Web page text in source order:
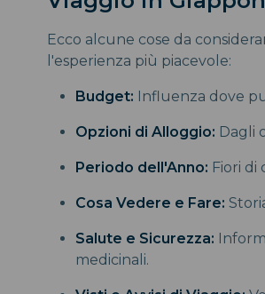
Ecco alcune cose da
l'esperienza più piacevole:
Budget: Influenza dove
Opzioni di Alloggio: Dagli
Periodo dell'Anno: Fiori di
Cosa Vedere e Fare:
Salute e Sicurezza:
medicinali.